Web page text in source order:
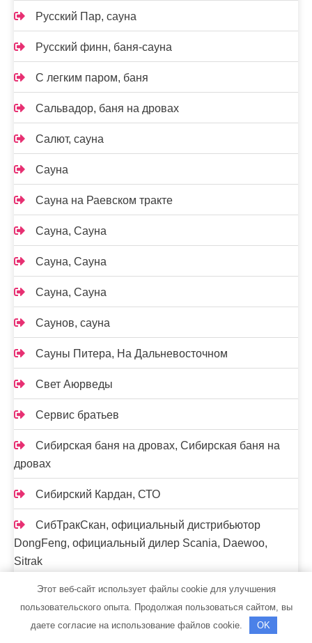
Русский Пар, сауна
Русский финн, баня-сауна
С легким паром, баня
Сальвадор, баня на дровах
Салют, сауна
Сауна
Сауна на Раевском тракте
Сауна, Сауна
Сауна, Сауна
Сауна, Сауна
Саунов, сауна
Сауны Питера, На Дальневосточном
Свет Аюрведы
Сервис братьев
Сибирская баня на дровах, Сибирская баня на
дровах
Сибирский Кардан, СТО
СибТракСкан, официальный дистрибьютор
DongFeng, официальный дилер Scania, Daewoo,
Sitrak
Скиф, автомойка
Скорпион, сауна
Этот веб-сайт использует файлы cookie для улучшения
пользовательского опыта. Продолжая пользоваться сайтом, вы
даете согласие на использование файлов cookie.
OK